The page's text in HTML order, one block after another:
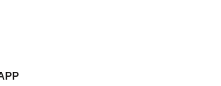
Website